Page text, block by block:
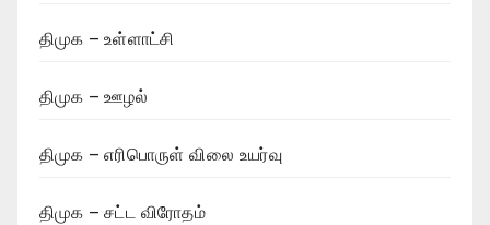
திமுக – உள்ளாட்சி
திமுக – ஊழல்
திமுக – எரிபொருள் விலை உயர்வு
திமுக – சட்ட விரோதம்